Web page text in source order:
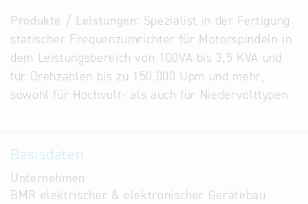
Produkte / Leistungen: Spezialist in der Fertigung
statischer Frequenzumrichter für Motorspindeln in
dem Leistungsbereich von 100VA bis 3,5 KVA und
für Drehzahlen bis zu 150.000 Upm und mehr,
sowohl für Hochvolt- als auch für Niedervolttypen
Basisdaten
Unternehmen
BMR elektrischer & elektronischer Gerätebau